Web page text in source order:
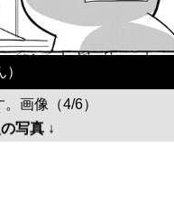
画像（4/6）
写真 ↓